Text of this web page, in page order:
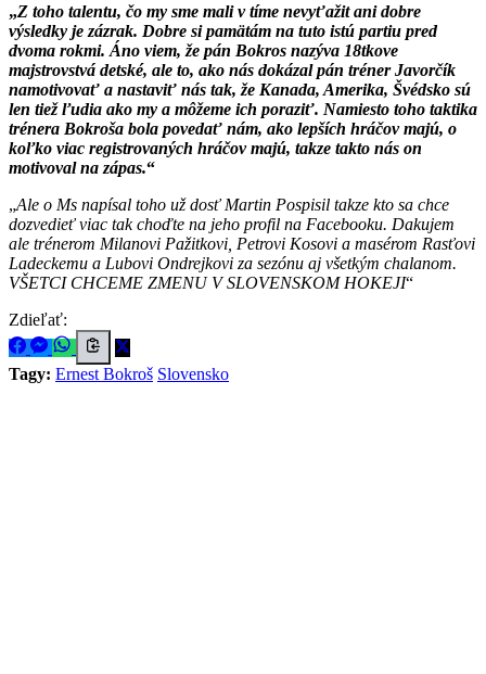
Z toho talentu, čo my sme mali v tíme nevyťažit ani dobre
výsledky je zázrak. Dobre si pamätám na tuto istú partiu pred
dvoma rokmi. Áno viem, že pán Bokros nazýva 18tkove
majstrovstvá detské, ale to, ako nás dokázal pán tréner Javorčík
namotivovať a nastaviť nás tak, že Kanada, Amerika, Švédsko sú
len tiež ľudia ako my a môžeme ich poraziť. Namiesto toho taktika
trénera Bokroša bola povedať nám, ako lepších hráčov majú, o
koľko viac registrovaných hráčov majú, takze takto nás on
motivoval na zápas.
Ale o Ms napísal toho už dosť Martin Pospisil takze kto sa chce
dozvedieť viac tak choďte na jeho profil na Facebooku. Dakujem
ale trénerom Milanovi Pažitkovi, Petrovi Kosovi a masérom Rasťovi
Ladeckemu a Lubovi Ondrejkovi za sezónu aj všetkým chalanom.
VŠETCI CHCEME ZMENU V SLOVENSKOM HOKEJI
Zdieľať:
Tagy: Ernest Bokroš Slovensko